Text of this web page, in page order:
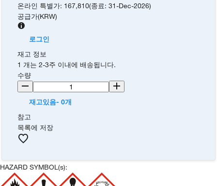
온라인 특별가: 167,810(종료:31-Dec-2026)
공급가(KRW)
로그인
재고 정보
1 개는 2-3주 이내에 배송됩니다.
수량
재고있음- 0개
참고
목록에 저장
HAZARD SYMBOL(s):